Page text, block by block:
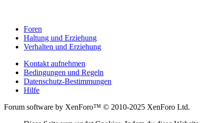
Foren
Haltung und Erziehung
Verhalten und Erziehung
Kontakt aufnehmen
Bedingungen und Regeln
Datenschutz-Bestimmungen
Hilfe
Forum software by XenForo™ © 2010-2025 XenForo Ltd.